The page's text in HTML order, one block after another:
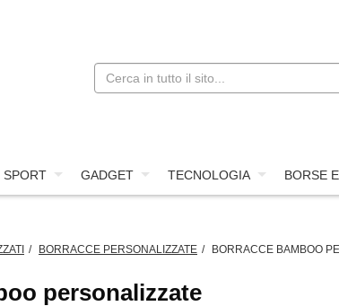
SPORT GADGET TECNOLOGIA BORSE
BORRACCE PERSONALIZZATE BORRACCE BAMBOO
personalizzate